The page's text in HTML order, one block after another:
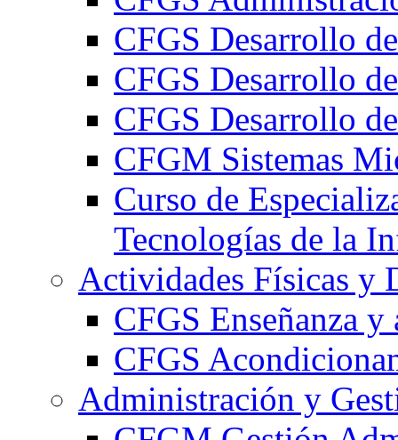
CFGS Desarrollo
CFGS Desarrollo
CFGS Desarrollo
CFGM Sistemas
Curso de
Tecnologías de la
Actividades Físicas y
CFGS Enseñanza
CFGS
Administración y